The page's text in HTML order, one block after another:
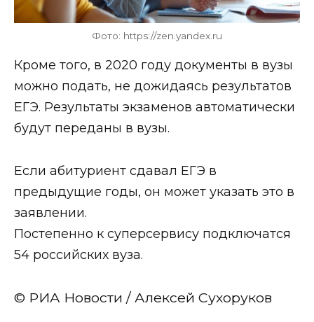
Фото: https://zen.yandex.ru
Кроме того, в 2020 году документы в вузы
можно подать, не дожидаясь результатов
ЕГЭ. Результаты экзаменов автоматически
будут переданы в вузы.
Если абитуриент сдавал ЕГЭ в
предыдущие годы, он может указать это в
заявлении.
Постепенно к суперсервису подключатся
54 российских вуза.
© РИА Новости / Алексей Сухоруков